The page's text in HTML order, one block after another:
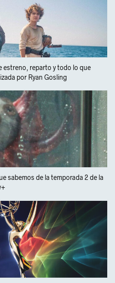
estreno, reparto y todo lo que
por Ryan Gosling
sabemos de la temporada 2 de la